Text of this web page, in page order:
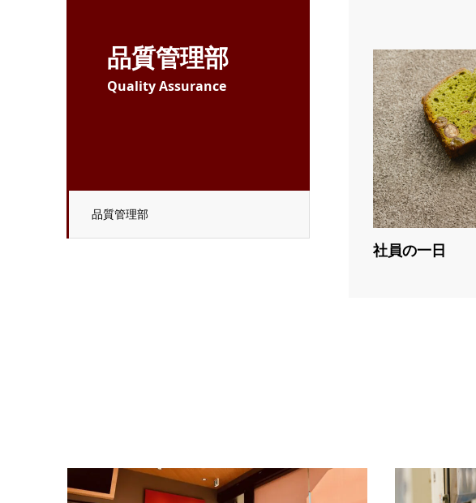
品質管理部
Quality Assurance
品質管理部
社員の一日